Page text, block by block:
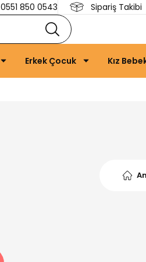
0551 850 0543 Sipariş Takibi
Erkek Çocuk Kız